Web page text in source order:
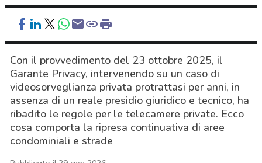
Con il provvedimento del 23 ottobre 2025, il
Garante Privacy, intervenendo su un caso di
videosorveglianza privata protrattasi per anni, in
assenza di un reale presidio giuridico e tecnico, ha
ribadito le regole per le telecamere private. Ecco
cosa comporta la ripresa continuativa di aree
condominiali e strade